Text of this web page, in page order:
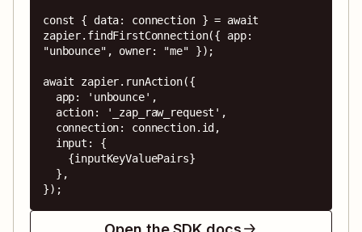
const { data: connection } = await
zapier.findFirstConnection({ app:
"unbounce", owner: "me" });
await zapier.runAction({
});